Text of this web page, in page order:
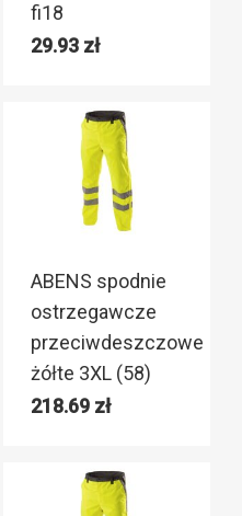
fi18
29.93 zł
ABENS spodnie
ostrzegawcze
przeciwdeszczowe
żółte 3XL (58)
218.69 zł